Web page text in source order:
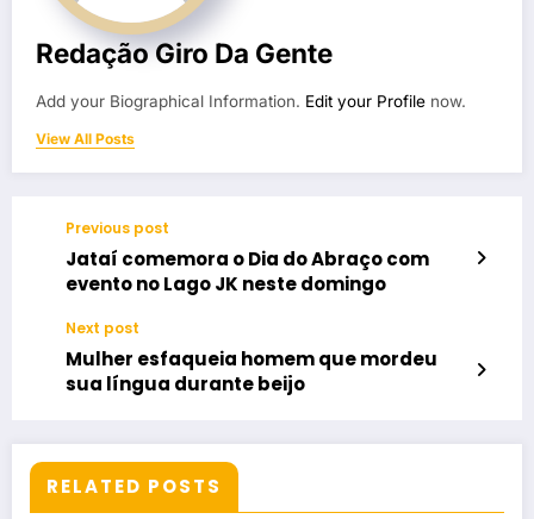
Redação Giro Da Gente
Add your Biographical Information. Edit your Profile now.
View All Posts
Previous post
Jataí comemora o Dia do Abraço com
evento no Lago JK neste domingo
Next post
Mulher esfaqueia homem que mordeu
sua língua durante beijo
RELATED POSTS